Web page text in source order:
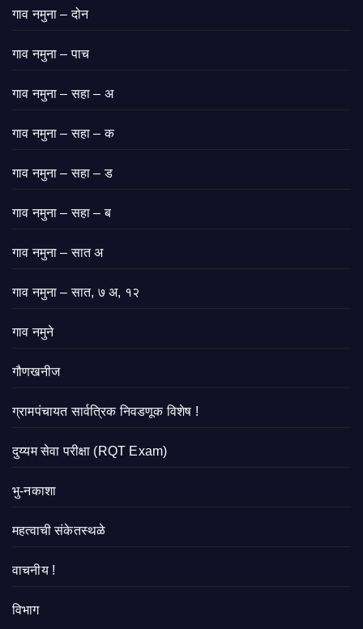
गाव नमुना – दोन
गाव नमुना – पाच
गाव नमुना – सहा – अ
गाव नमुना – सहा – क
गाव नमुना – सहा – ड
गाव नमुना – सहा – ब
गाव नमुना – सात अ
गाव नमुना – सात, ७ अ, १२
गाव नमुने
गौणखनीज
ग्रामपंचायत सार्वत्रिक निवडणूक विशेष !
दुय्यम सेवा परीक्षा (RQT Exam)
भु-नकाशा
महत्वाची संकेतस्थळे
वाचनीय !
विभाग